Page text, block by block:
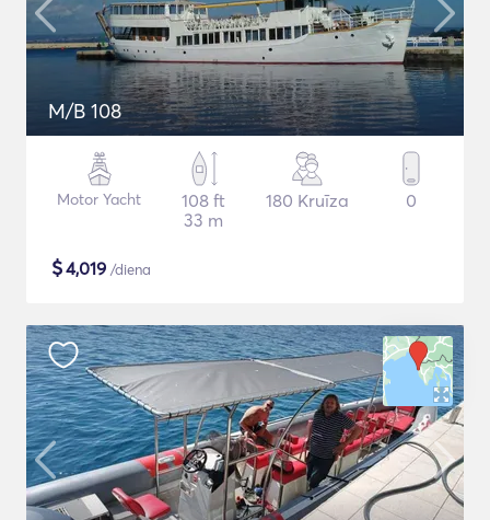
M/B 108
Motor Yacht
108 ft
33 m
180 Kruīza 0
$4,019 /diena